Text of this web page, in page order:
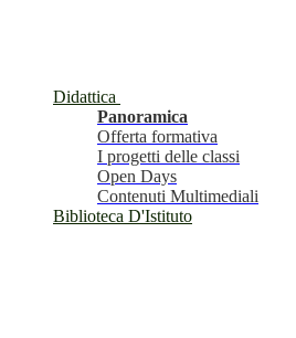
Didattica
Panoramica
Offerta formativa
I progetti delle classi
Open Days
Contenuti Multimediali
Biblioteca D'Istituto